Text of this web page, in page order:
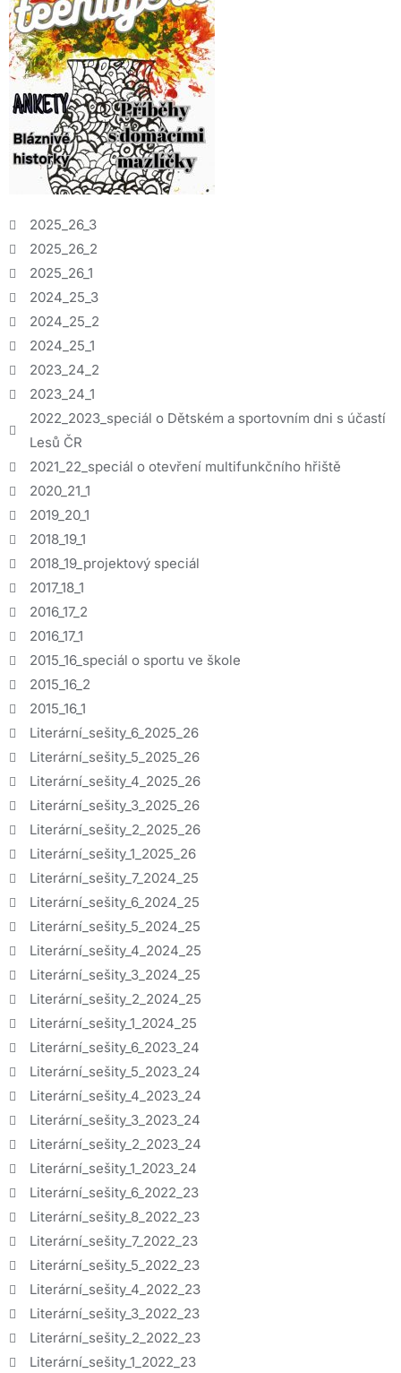
2025_26_3
2025_26_2
2025_26_1
2024_25_3
2024_25_2
2024_25_1
2023_24_2
2023_24_1
2022_2023_speciál o Dětském a sportovním dni s účastí
Lesů ČR
2021_22_speciál o otevření multifunkčního hřiště
2020_21_1
2019_20_1
2018_19_1
2018_19_projektový speciál
2017_18_1
2016_17_2
2016_17_1
2015_16_speciál o sportu ve škole
2015_16_2
2015_16_1
Literární_sešity_6_2025_26
Literární_sešity_5_2025_26
Literární_sešity_4_2025_26
Literární_sešity_3_2025_26
Literární_sešity_2_2025_26
Literární_sešity_1_2025_26
Literární_sešity_7_2024_25
Literární_sešity_6_2024_25
Literární_sešity_5_2024_25
Literární_sešity_4_2024_25
Literární_sešity_3_2024_25
Literární_sešity_2_2024_25
Literární_sešity_1_2024_25
Literární_sešity_6_2023_24
Literární_sešity_5_2023_24
Literární_sešity_4_2023_24
Literární_sešity_3_2023_24
Literární_sešity_2_2023_24
Literární_sešity_1_2023_24
Literární_sešity_6_2022_23
Literární_sešity_8_2022_23
Literární_sešity_7_2022_23
Literární_sešity_5_2022_23
Literární_sešity_4_2022_23
Literární_sešity_3_2022_23
Literární_sešity_2_2022_23
Literární_sešity_1_2022_23